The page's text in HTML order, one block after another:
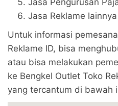
Jasa Reklame lainnya
Untuk informasi
Reklame ID, bisa
atau bisa melakukan
ke Bengkel Outlet Toko
yang tercantum di bawah